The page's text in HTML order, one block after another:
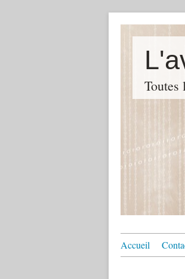
Toutes
Accueil